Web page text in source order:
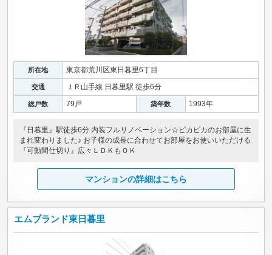
所在地 東京都荒川区東日暮里6丁目
交通 ＪＲ山手線 日暮里駅 徒歩6分
総戸数 79戸 築年数 1993年
『日暮里』駅徒歩6分 内装フルリノベーション☆ピカピカのお部屋に生
まれ変わりました♪ お子様の成長に合わせてお部屋をお使いいただける
『可動間仕切り』広々ＬＤＫもＯＫ
マンションの詳細はこちら
エムブランド東日暮里